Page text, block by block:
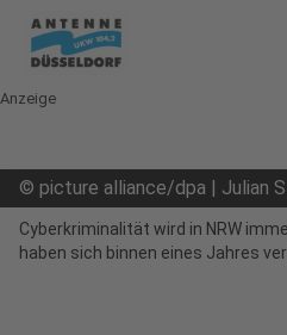
Anzeige
© picture alliance/dpa | Julian
Cyberkriminalität wird in NRW
haben sich binnen eines Jahres